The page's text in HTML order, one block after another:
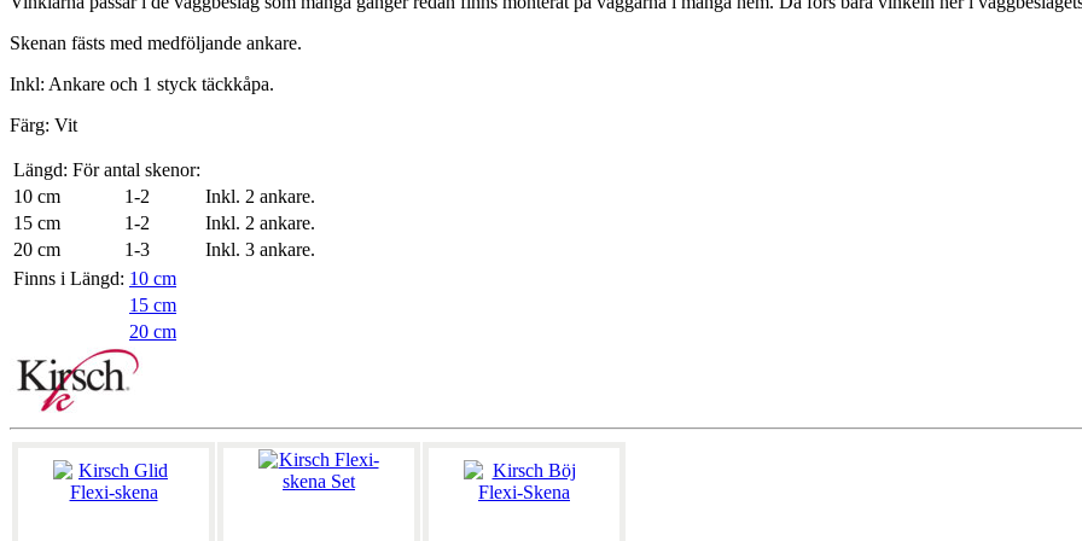
Skenan fästs med medföljande ankare.
Inkl: Ankare och 1 styck täckkåpa.
Färg: Vit
Längd: För antal skenor:
10 cm
1-2
Inkl. 2 ankare.
15 cm
1-2
Inkl. 2 ankare.
20 cm
1-3
Inkl. 3 ankare.
Finns i Längd: 10 cm
15 cm
20 cm